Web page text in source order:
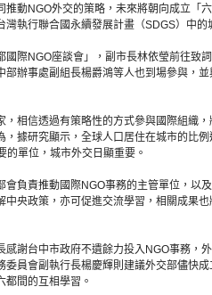
推動NGO外交的策略，未來將朝向成立「
灣執行聯合國永續發展計畫（SDGS）中
國際NGO座談會」，副市長林依瑩前往致
部辦事處副組長楊爵鴻等人也到場參與，
，相信透過有策略性的方式參與國際組織
，據研究顯示，全球人口居住在城市的比
單位，城市外交日顯重要。
會負責推動國際NGO事務的主管單位，以
中央政策，亦可促進交流學習，相關成果
感謝台中市政府不遺餘力投入NGO事務，
委員會副執行長楊慶輝則建議外交部儘快
都間的互相學習。